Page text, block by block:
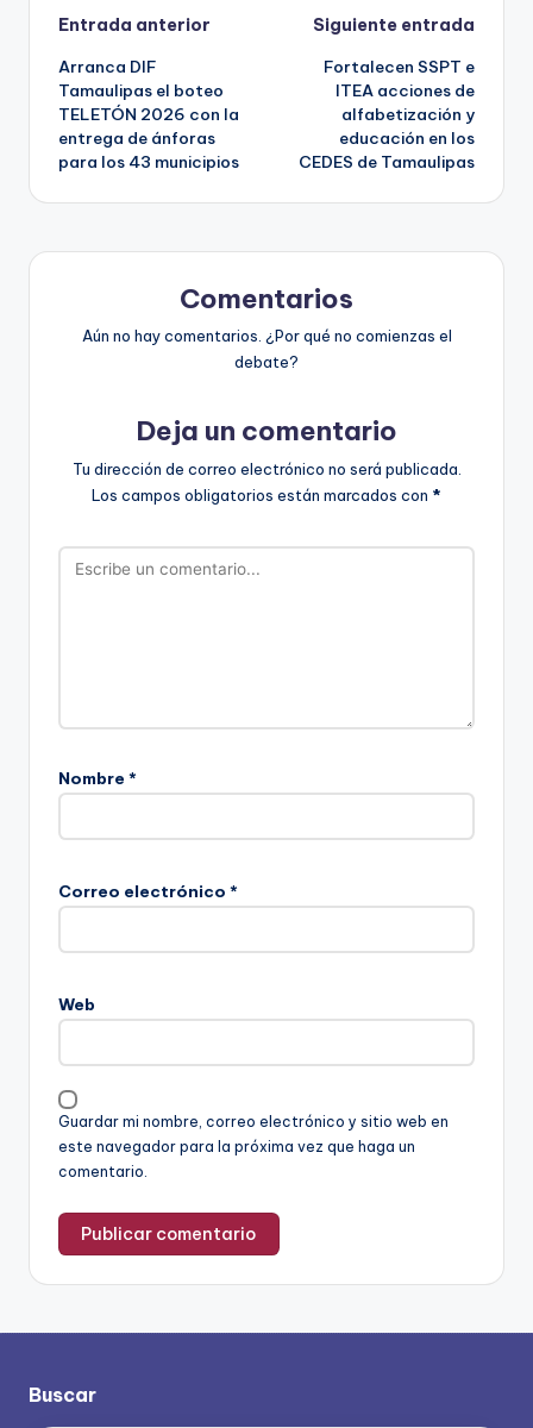
Navegación
de
entradas
Entrada anterior
Arranca DIF
Tamaulipas el boteo
TELETÓN 2026 con la
entrega de ánforas
para los 43 municipios
Siguiente entrada
Fortalecen SSPT e
ITEA acciones de
alfabetización y
educación en los
CEDES de Tamaulipas
Comentarios
Aún no hay comentarios. ¿Por qué no comienzas el
debate?
Deja un comentario
Tu dirección de correo electrónico no será publicada.
Los campos obligatorios están marcados con *
Nombre *
Correo electrónico *
Web
Guardar mi nombre, correo electrónico y sitio web en
este navegador para la próxima vez que haga un
comentario.
Buscar